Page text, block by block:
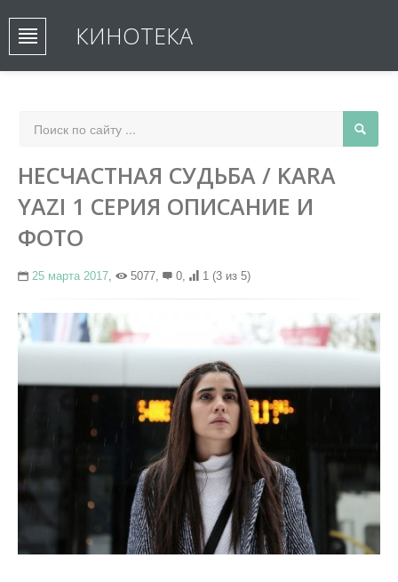
КИНОТЕКА
НЕСЧАСТНАЯ СУДЬБА / KARA
YAZI 1 СЕРИЯ ОПИСАНИЕ И
ФОТО
25 марта 2017, 5077, 0, 1 (3 из 5)